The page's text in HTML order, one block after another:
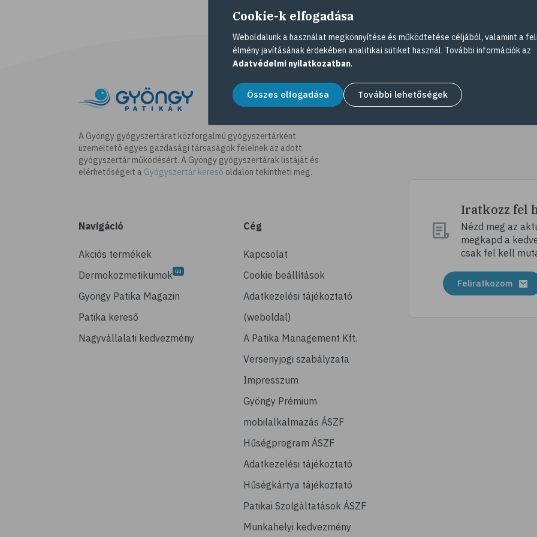
A Gyöngy gyógyszertárat közforgalmú gyógyszertárként
üzemeltető egyes gazdasági társaságok felelnek az adott
gyógyszertár működésért. A Gyöngy gyógyszertárak listáját és
elérhetőségeit a Gyógyszertár kereső oldalon tekintheti meg.
Navigáció
Akciós termékek
Dermokozmetikumok
Gyöngy Patika Magazin
Patika kereső
Nagyvállalati kedvezmény
Cég
Kapcsolat
Cookie beállítások
Adatkezelési tájékoztató
(weboldal)
A Patika Management Kft.
Versenyjogi szabályzata
Impresszum
Gyöngy Prémium
mobilalkalmazás ÁSZF
Hűségprogram ÁSZF
Adatkezelési tájékoztató
Hűségkártya tájékoztató
Patikai Szolgáltatások ÁSZF
Munkahelyi kedvezmény
Iratkozz fel
Nézd meg az
megkapd a
csak fel kell
Feliratkozom
Cookie-k elfogadása
Weboldalunk a használat megkönnyítése és működtetése céljából, valamint a
élmény javításának érdekében analitikai sütiket használ. További információk az
Adatvédelmi nyilatkozatban.
Összes elfogadása További lehetőségek